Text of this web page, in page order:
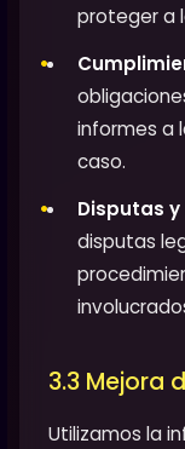
proteger a
informes a
caso.
Disputas
disputas
3.3 Mejora
Utilizamos la